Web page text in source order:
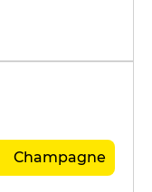
Champagne